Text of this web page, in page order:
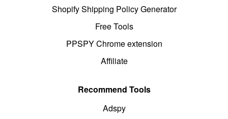
Shopify Shipping Policy Generator
Free Tools
PPSPY Chrome extension
Affiliate
Recommend Tools
Adspy